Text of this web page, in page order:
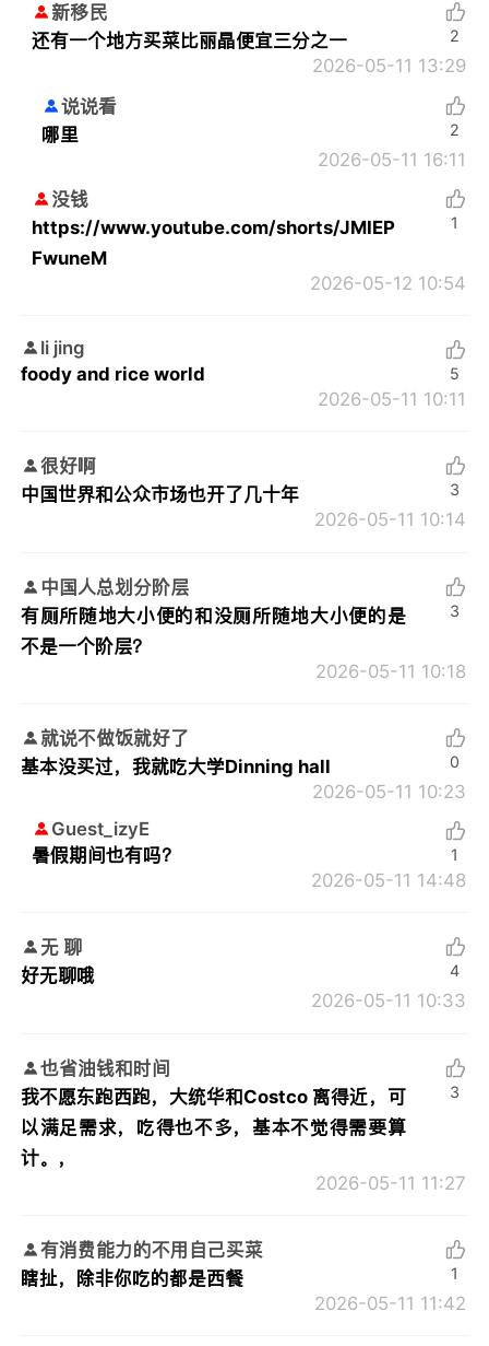
新移民
还有一个地方买菜比丽晶便宜三分之一
2026-05-11 13:29
2
说说看
哪里
2026-05-11 16:11
2
没钱
https://www.youtube.com/shorts/JMIEP
FwuneM
2026-05-12 10:54
1
li jing
foody and rice world
2026-05-11 10:11
5
很好啊
中国世界和公众市场也开了几十年
2026-05-11 10:14
3
中国人总划分阶层
有厕所随地大小便的和没厕所随地大小便的是
不是一个阶层？
2026-05-11 10:18
3
就说不做饭就好了
基本没买过，我就吃大学Dinning hall
2026-05-11 10:23
0
Guest_izyE
暑假期间也有吗？
2026-05-11 14:48
1
无 聊
好无聊哦
2026-05-11 10:33
4
也省油钱和时间
我不愿东跑西跑，大统华和Costco 离得近，可
以满足需求，吃得也不多，基本不觉得需要算
计。，
2026-05-11 11:27
3
有消费能力的不用自己买菜
瞎扯，除非你吃的都是西餐
2026-05-11 11:42
1